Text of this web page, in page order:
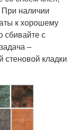
наличии
к хорошему
сбивайте с
–
стеновой кладки